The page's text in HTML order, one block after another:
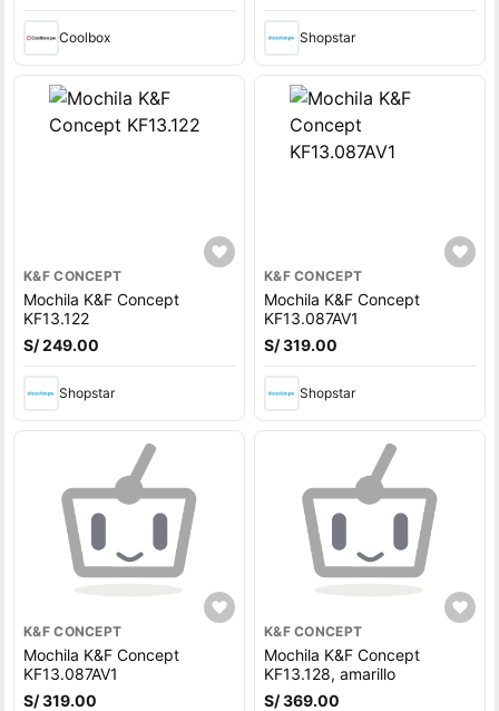
Coolbox Shopstar
K&F CONCEPT
Mochila K&F Concept
KF13.122
S/ 249.00
Shopstar
K&F CONCEPT
Mochila K&F Concept
KF13.087AV1
S/ 319.00
Shopstar
K&F CONCEPT
Mochila K&F Concept
KF13.087AV1
S/ 319.00
K&F CONCEPT
Mochila K&F Concept
KF13.128, amarillo
S/ 369.00